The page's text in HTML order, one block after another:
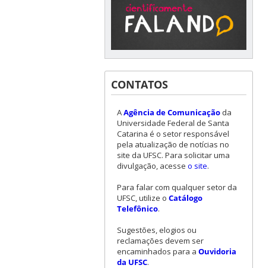
CONTATOS
AAgência de Comunicaçãoda
Universidade Federal de Santa
Catarina é o setor responsável
pela atualização de notícias no
site da UFSC. Para solicitar uma
divulgação, acesse o site.
Para falar com qualquer setor da
UFSC, utilize o Catálogo
Telefônico.
Sugestões, elogios ou
reclamações devem ser
encaminhados para a Ouvidoria
da UFSC.